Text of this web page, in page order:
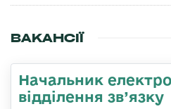
ВАКАНСІЇ
Начальник
відділення зв’язку